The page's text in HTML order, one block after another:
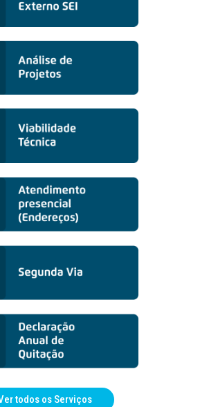
todos os Serviços